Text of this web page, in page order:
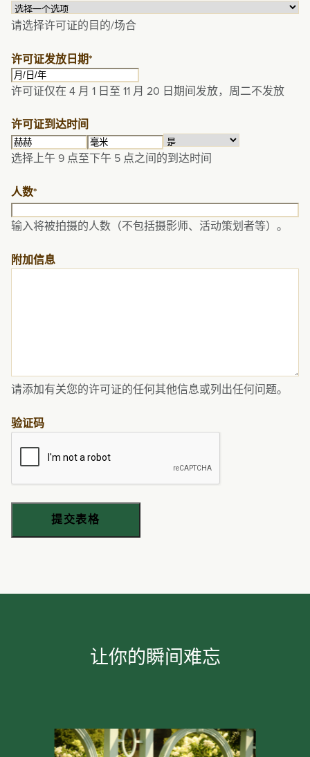
请选择许可证的目的/场合
许可证发放日期*
MM
斜
线
DD
斜
线
许可证仅在 4 月 1 日至 11 月 20 日期间发放，周二不发放
许可证到达时间
小
分
上
选择上午 9 点至下午 5 点之间的到达时间
人数*
输入将被拍摄的人数（不包括摄影师、活动策划者等）。
附加信息
请添加有关您的许可证的任何其他信息或列出任何问题。
验证码
让你的瞬间难忘